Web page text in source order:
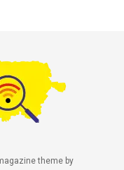
theme by